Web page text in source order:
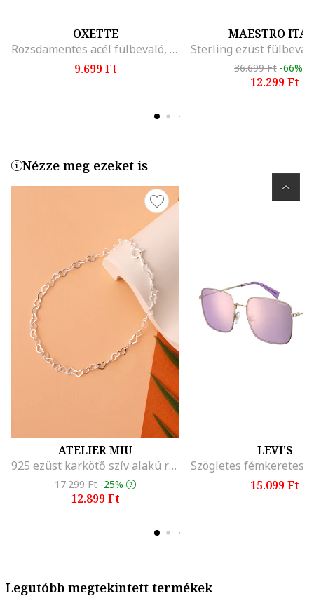
OXETTE
Rozsdamentes acél fülbevaló, Ezüstszín
9.699 Ft
MAESTRO
36.699 Ft -66%
12.299 Ft
Nézze meg ezeket is
ATELIER MIU
925 ezüst karkötő szív alakú részletekkel, Ezüstszín
17.299 Ft -25%
12.899 Ft
LEVI'S
15.099 Ft
Legutóbb megtekintett termékek